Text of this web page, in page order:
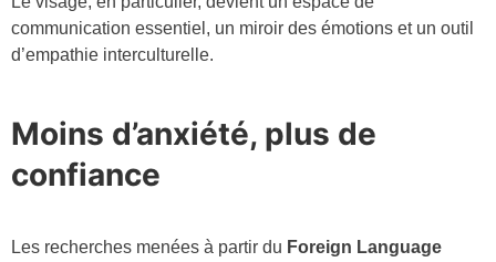
communication essentiel, un miroir des émotions et un outil
d’empathie interculturelle.
Moins d’anxiété, plus de
confiance
Les recherches menées à partir du Foreign Language